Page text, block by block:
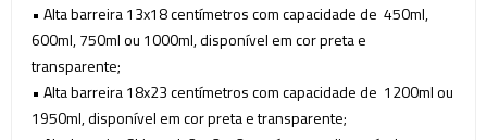
• Alta barreira 13x18 centímetros com capacidade de 450ml,
600ml, 750ml ou 1000ml, disponível em cor preta e
transparente;
• Alta barreira 18x23 centímetros com capacidade de 1200ml ou
1950ml, disponível em cor preta e transparente;